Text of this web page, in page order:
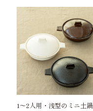
1〜2人用・浅型のミニ土鍋